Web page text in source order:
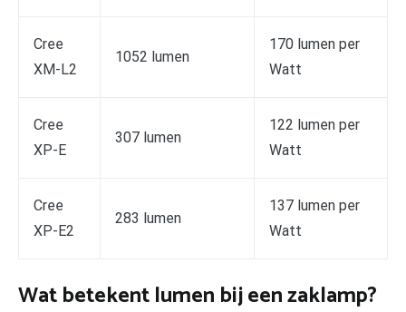
Cree
XM-L2
1052 lumen
170 lumen per
Watt
Cree
XP-E
307 lumen
122 lumen per
Watt
Cree
XP-E2
283 lumen
137 lumen per
Watt
Wat betekent lumen bij een zaklamp?